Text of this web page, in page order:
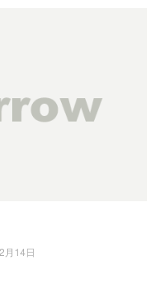
月14日